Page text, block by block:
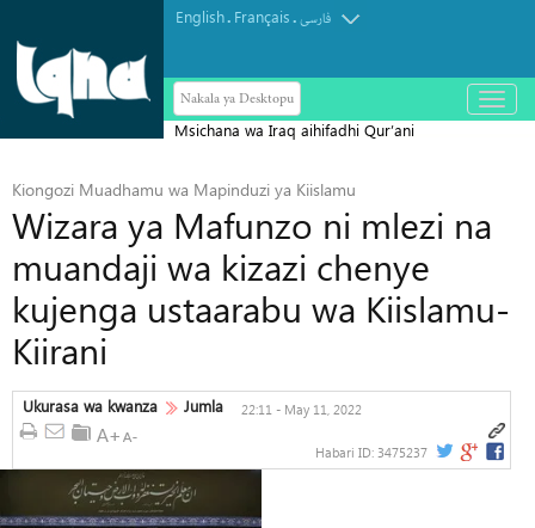
English. Français.فارسی
Nakala ya Desktopu
باز
و
Msichana wa Iraq aihifadhi Qur’ani
Kiongozi Muadhamu wa Mapinduzi ya Kiislamu
Wizara ya Mafunzo ni mlezi na
muandaji wa kizazi chenye
kujenga ustaarabu wa Kiislamu-
Kiirani
Ukurasa wa kwanza Jumla 22:11 - May 11, 2022
Habari ID: 3475237